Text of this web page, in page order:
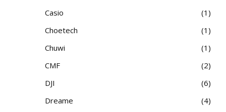
Casio
1
Choetech
1
Chuwi
1
CMF
2
DJI
6
Dreame
4